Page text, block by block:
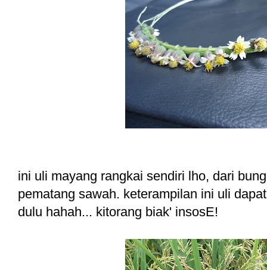
ini uli mayang rangkai sendiri lho, dari
pematang sawah. keterampilan ini uli
dulu hahah... kitorang biak' insosE!